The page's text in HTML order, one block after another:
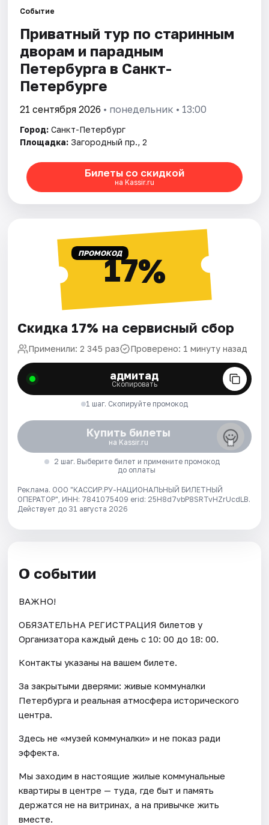
Города
Площадки
Артисты
Рейтинги
Событие
Приватный тур по старинным
дворам и парадным
Петербурга в Санкт-
Петербурге
21 сентября 2026 • понедельник • 13:00
Город: Санкт-Петербург
Площадка: Загородный пр., 2
Билеты со скидкой
на Kassir.ru
ПРОМОКОД17%
Скидка 17% на сервисный сбор
Применили: 2 345 раз Проверено: 1 минуту назад
адмитад
Скопировать
1 шаг. Скопируйте промокод
Купить билеты
на Kassir.ru
2 шаг. Выберите билет и примените промокод
до оплаты
Реклама. ООО "КАССИР.РУ-НАЦИОНАЛЬНЫЙ БИЛЕТНЫЙ
ОПЕРАТОР", ИНН: 7841075409 erid: 25H8d7vbP8SRTvHZrUcdLB.
Действует до 31 августа 2026
О событии
ВАЖНО!
ОБЯЗАТЕЛЬНА РЕГИСТРАЦИЯ билетов у
Организатора каждый день c 10: 00 до 18: 00.
Контакты указаны на вашем билете.
За закрытыми дверями: живые коммуналки
Петербурга и реальная атмосфера исторического
центра.
Здесь не «музей коммуналки» и не показ ради
эффекта.
Мы заходим в настоящие жилые коммунальные
квартиры в центре — туда, где быт и память
держатся не на витринах, а на привычке жить
вместе.